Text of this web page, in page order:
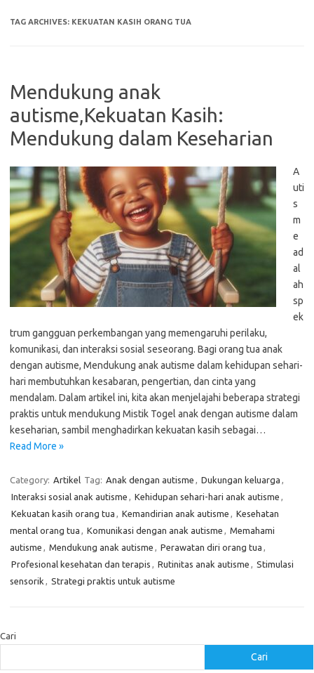
TAG ARCHIVES: KEKUATAN KASIH ORANG TUA
Mendukung anak
autisme,Kekuatan Kasih:
Mendukung dalam Keseharian
A
uti
s
m
e
ad
al
ah
sp
ek
trum gangguan perkembangan yang memengaruhi perilaku,
komunikasi, dan interaksi sosial seseorang. Bagi orang tua anak
dengan autisme, Mendukung anak autisme dalam kehidupan sehari-
hari membutuhkan kesabaran, pengertian, dan cinta yang
mendalam. Dalam artikel ini, kita akan menjelajahi beberapa strategi
praktis untuk mendukung Mistik Togel anak dengan autisme dalam
keseharian, sambil menghadirkan kekuatan kasih sebagai…
Read More »
Category: Artikel Tag: Anak dengan autisme , Dukungan keluarga ,
Interaksi sosial anak autisme , Kehidupan sehari-hari anak autisme ,
Kekuatan kasih orang tua , Kemandirian anak autisme , Kesehatan
mental orang tua , Komunikasi dengan anak autisme , Memahami
autisme , Mendukung anak autisme , Perawatan diri orang tua ,
Profesional kesehatan dan terapis , Rutinitas anak autisme , Stimulasi
sensorik , Strategi praktis untuk autisme
Cari
Cari